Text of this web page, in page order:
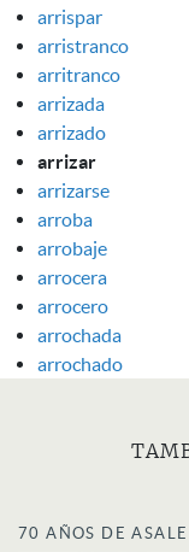
arrispar
arristranco
arritranco
arrizada
arrizado
arrizar
arrizarse
arroba
arrobaje
arrocera
arrocero
arrochada
arrochado
70 AÑOS DE ASALE